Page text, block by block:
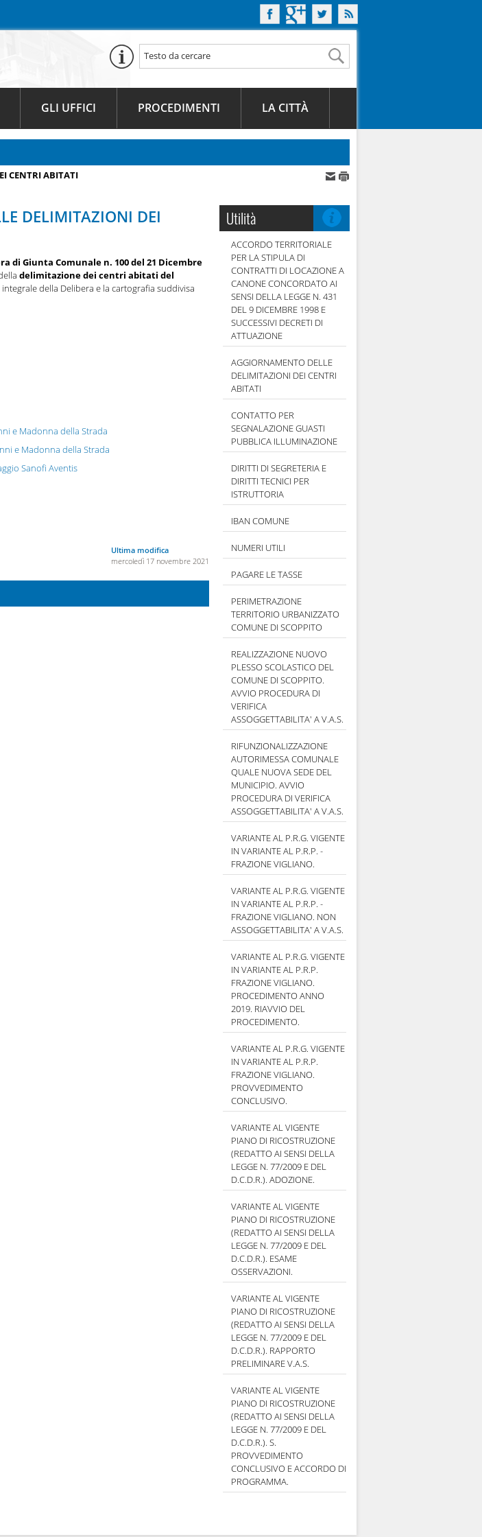
GLI UFFICI PROCEDIMENTI LA CITTÀ
CENTRI ABITATI
Utilità
ACCORDO TERRITORIALE
PER LA STIPULA DI
CONTRATTI DI LOCAZIONE A
CANONE CONCORDATO AI
SENSI DELLA LEGGE N. 431
DEL 9 DICEMBRE 1998 E
SUCCESSIVI DECRETI DI
ATTUAZIONE
AGGIORNAMENTO DELLE
DELIMITAZIONI DEI CENTRI
ABITATI
CONTATTO PER
SEGNALAZIONE GUASTI
PUBBLICA ILLUMINAZIONE
DIRITTI DI SEGRETERIA E
DIRITTI TECNICI PER
ISTRUTTORIA
IBAN COMUNE
NUMERI UTILI
PAGARE LE TASSE
PERIMETRAZIONE
TERRITORIO URBANIZZATO
COMUNE DI SCOPPITO
REALIZZAZIONE NUOVO
PLESSO SCOLASTICO DEL
COMUNE DI SCOPPITO.
AVVIO PROCEDURA DI
VERIFICA
ASSOGGETTABILITA' A V.A.S.
RIFUNZIONALIZZAZIONE
AUTORIMESSA COMUNALE
QUALE NUOVA SEDE DEL
MUNICIPIO. AVVIO
PROCEDURA DI VERIFICA
ASSOGGETTABILITA' A V.A.S.
VARIANTE AL P.R.G. VIGENTE
IN VARIANTE AL P.R.P. -
FRAZIONE VIGLIANO.
VARIANTE AL P.R.G. VIGENTE
IN VARIANTE AL P.R.P. -
FRAZIONE VIGLIANO. NON
ASSOGGETTABILITA' A V.A.S.
VARIANTE AL P.R.G. VIGENTE
IN VARIANTE AL P.R.P.
FRAZIONE VIGLIANO.
PROCEDIMENTO ANNO
2019. RIAVVIO DEL
PROCEDIMENTO.
VARIANTE AL P.R.G. VIGENTE
IN VARIANTE AL P.R.P.
FRAZIONE VIGLIANO.
PROVVEDIMENTO
CONCLUSIVO.
VARIANTE AL VIGENTE
PIANO DI RICOSTRUZIONE
(REDATTO AI SENSI DELLA
LEGGE N. 77/2009 E DEL
D.C.D.R.). ADOZIONE.
VARIANTE AL VIGENTE
PIANO DI RICOSTRUZIONE
(REDATTO AI SENSI DELLA
LEGGE N. 77/2009 E DEL
D.C.D.R.). ESAME
OSSERVAZIONI.
VARIANTE AL VIGENTE
PIANO DI RICOSTRUZIONE
(REDATTO AI SENSI DELLA
LEGGE N. 77/2009 E DEL
D.C.D.R.). RAPPORTO
PRELIMINARE V.A.S.
VARIANTE AL VIGENTE
PIANO DI RICOSTRUZIONE
(REDATTO AI SENSI DELLA
LEGGE N. 77/2009 E DEL
D.C.D.R.). S.
PROVVEDIMENTO
CONCLUSIVO E ACCORDO DI
PROGRAMMA.
DELIMITAZIONI DEI
di Giunta Comunale n. 100 del 21 Dicembre
delimitazione dei centri abitati del
integrale della Delibera e la cartografia suddivisa
e Madonna della Strada
e Madonna della Strada
Sanofi Aventis
Ultima modifica
mercoledì 17 novembre 2021